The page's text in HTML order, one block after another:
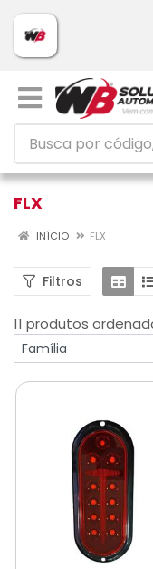
FLX
INÍCIO FLX
Filtros
11 produtos